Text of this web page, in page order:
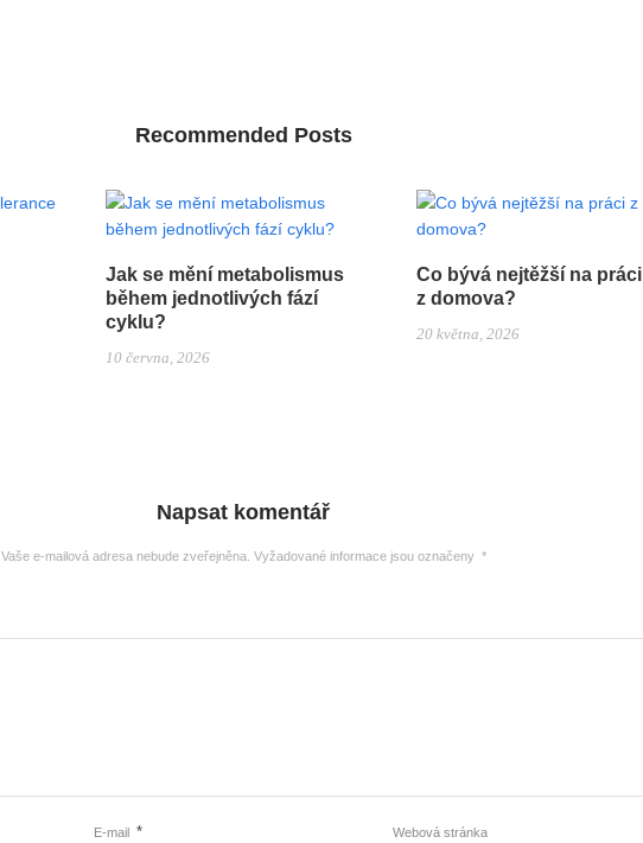
Recommended Posts
Jak se mění metabolismus
během jednotlivých fází
cyklu?
10 června, 2026
Co bývá nejtěžší na práci
z domova?
20 května, 2026
Napsat komentář
Vaše e-mailová adresa nebude zveřejněna. Vyžadované informace jsou označeny *
E-mail * Webová stránka